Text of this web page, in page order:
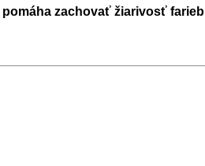
pomáha zachovať žiarivosť farieb